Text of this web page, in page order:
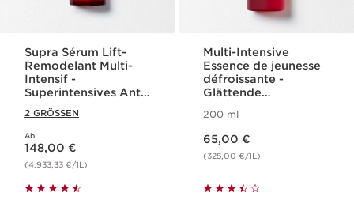
Supra Sérum Lift-
Remodelant Multi-
Intensif -
Superintensives Anti-
Age Pflegeserum für
anspruchsvolle Haut
2 GRÖSSEN
Ab
Aktueller Preis 148,00 €
148,00 €
(4.933,33 €/1L)
Multi-Intensive
Essence de jeunesse
défroissante -
Glättende
Essenz
200 ml
65,00 €
(325,00 €/1L)